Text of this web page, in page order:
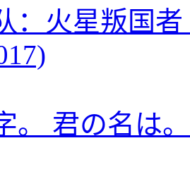
：火星叛国者
。 君の名は